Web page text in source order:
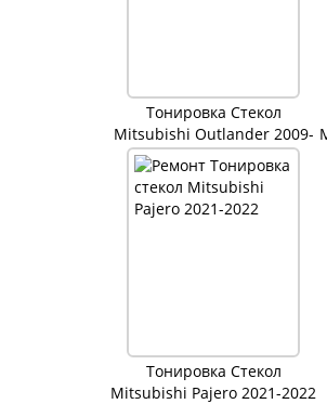
Тонировка Стекол
Mitsubishi Outlander 2009-
2013
Тонировка Стекол
Mitsubishi Pajero 2021-2022